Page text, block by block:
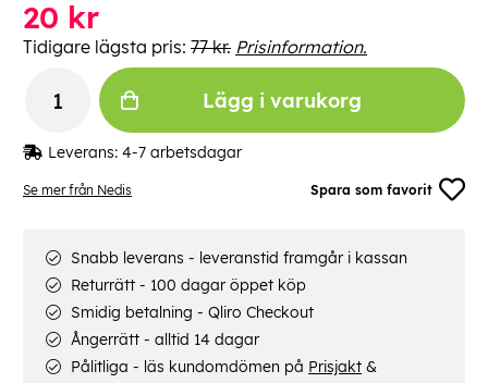
Se mer från Nedis Spara som favorit
20 kr
Tidigare lägsta pris: 77 kr. Prisinformation.
Lägg i varukorg
Leverans: 4-7 arbetsdagar
Snabb leverans - leveranstid framgår i kassan
Returrätt - 100 dagar öppet köp
Smidig betalning - Qliro Checkout
Ångerrätt - alltid 14 dagar
Pålitliga - läs kundomdömen på Prisjakt &